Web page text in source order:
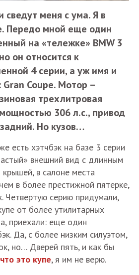
сведут меня с ума. Я в
Передо мной еще один
на «тележке» BMW 3
он относится к
4 серии, а уж имя и
Coupe. Мотор –
трехлитровая
306 л.с., привод
Но кузов…
есть хэтчбэк на базе 3 серии
внешний вид с длинным
в салоне места
в более престижной пятерке,
Четвертую серию придумали,
от более утилитарных
приехали: еще один
Да, с более низким силуэтом,
но… Дверей пять, и как бы
что это купе, я им не верю.